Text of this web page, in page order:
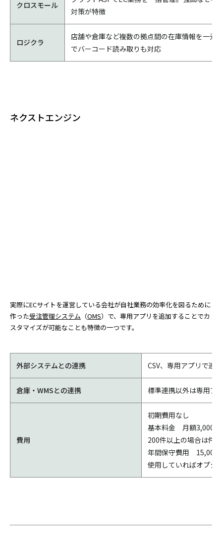
クロスモール
対策が特徴
ロジクラ
店舗や倉庫など複数の拠点間の在庫情報を一元
でバーコード読み取りも対応
ネクストエンジン
実際にECサイトを運営している会社が自社業務の効率化を図るために
作った受注管理システム （OMS）で、専用アプリを追加することでカ
スタマイズが可能なことも特徴の一つです。
外部システムとの連携 CSV、専用アプリで連
倉庫・WMSとの連携 標準連携以外は専用ア
費用
初期費用なし
基本料金 月額3,000円
200件以上の場合は件
年間保守費用 15,000
使用していればオプシ